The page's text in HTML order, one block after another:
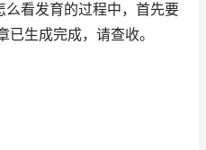
看发育的过程中，首先要
生成完成，请查收。